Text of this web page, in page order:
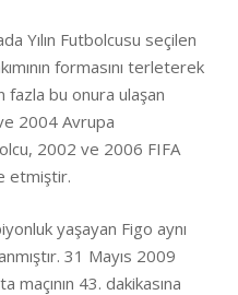
Yılın Futbolcusu seçilen
formasını terleterek
fazla bu onura ulaşan
2004 Avrupa
2002 ve 2006 FIFA
etmiştir.
yaşayan Figo aynı
31 Mayıs 2009
43. dakikasına